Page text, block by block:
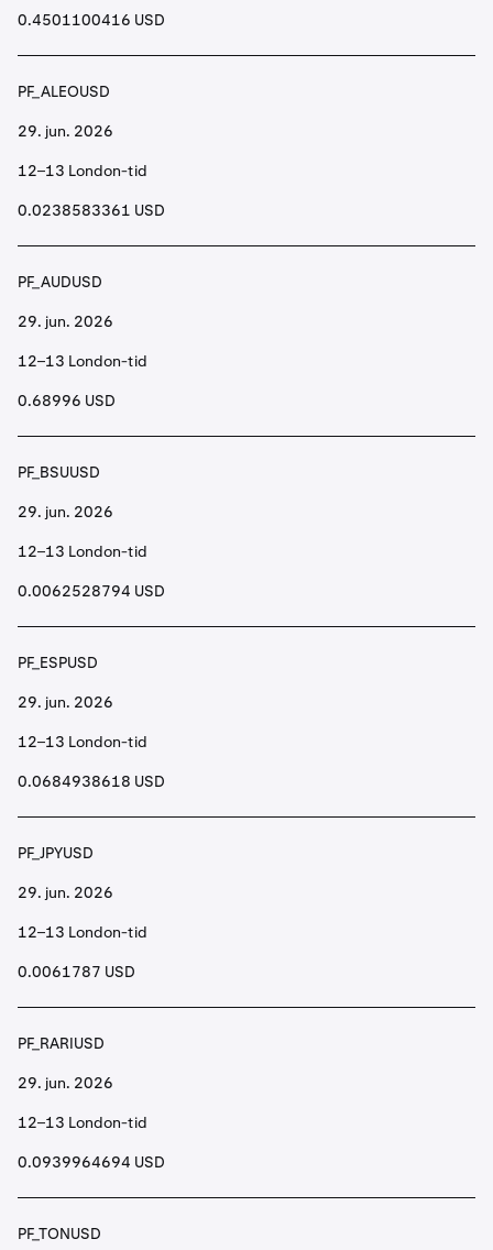
0.4501100416 USD
PF_ALEOUSD
29. jun. 2026
12–13 London-tid
0.0238583361 USD
PF_AUDUSD
29. jun. 2026
12–13 London-tid
0.68996 USD
PF_BSUUSD
29. jun. 2026
12–13 London-tid
0.0062528794 USD
PF_ESPUSD
29. jun. 2026
12–13 London-tid
0.0684938618 USD
PF_JPYUSD
29. jun. 2026
12–13 London-tid
0.0061787 USD
PF_RARIUSD
29. jun. 2026
12–13 London-tid
0.0939964694 USD
PF_TONUSD